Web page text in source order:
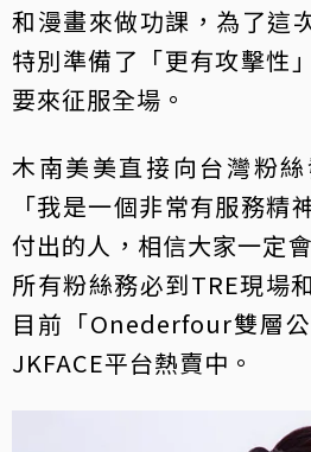
和漫畫來做功課，為了這
特別準備了「更有攻擊性
要來征服全場。
木南美美直接向台灣粉絲
「我是一個非常有服務精
付出的人，相信大家一定
所有粉絲務必到TRE現場
目前「Onederfour雙層
JKFACE平台熱賣中。